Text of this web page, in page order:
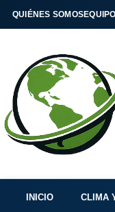
QUIÉNES SOMOS
INICIO CLIMA